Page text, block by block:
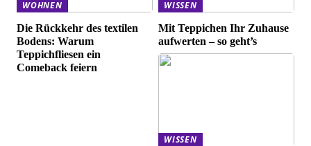
WOHNEN
Die Rückkehr des textilen
Bodens: Warum
Teppichfliesen ein
Comeback feiern
WISSEN
Mit Teppichen Ihr Zuhause
aufwerten – so geht’s
WISSEN